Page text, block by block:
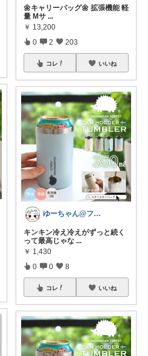
🌼キャリーバッグ🌼 拡張機能 軽
量 Mサ ...
￥ 13,200
0 2 203
コレ いいね
ゆーちゃん@フォロワーさまから購入💕
キンキン冷え冷えがずっと続く
って最高じゃな ...
￥ 1,430
0 0 8
コレ いいね